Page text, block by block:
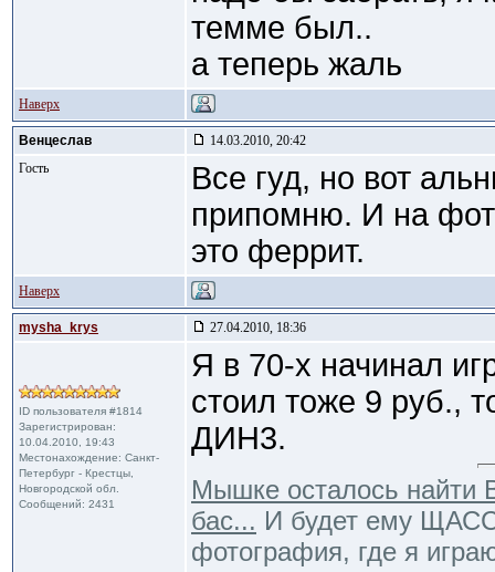
темме был..
а теперь жаль
Наверх
Венцеслав
14.03.2010, 20:42
Гость
Все гуд, но вот
припомню. И на
это феррит.
Наверх
mysha_krys 27.04.2010, 18:36
ID пользователя #1814
Зарегистрирован:
10.04.2010, 19:43
Местонахождение: Санкт-
Петербург - Крестцы,
Новгородской обл.
Сообщений: 2431
Я в 70-х начинал
стоил тоже 9 руб.,
ДИН3.
Мышке осталось найти
бас... И будет ему
фотография, где я